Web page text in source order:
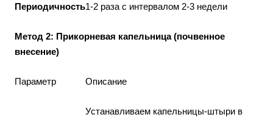
Периодичность1-2 раза с интервалом 2-3 недели
Метод 2: Прикорневая капельница (почвенное
внесение)
Параметр Описание
Устанавливаем капельницы-штыри в